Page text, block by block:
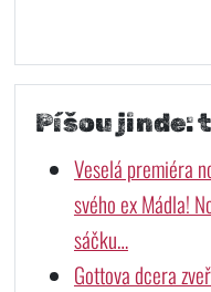
Píšou jinde:
Veselá premiéra
svého ex Mádla!
sáčku…
Gottova dcera